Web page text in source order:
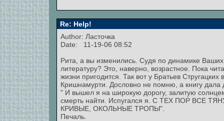
Re: Help!
Author: Ласточка
Date: 11-19-06 08:52
Рита, а вы изменились. Судя по динамике
литературу? Это, наверно, возрастное. Пока
жизни пригодится. Так вот у Братьев
Кришнамурти. Дословно не помню, а книгу дала
" И вышел я на широкую дорогу, залитую
смерть найти. Испугался я. С ТЕХ ПОР
КРИВЫЕ, ОКОЛЬНЫЕ ТРОПЫ".
Печаль.